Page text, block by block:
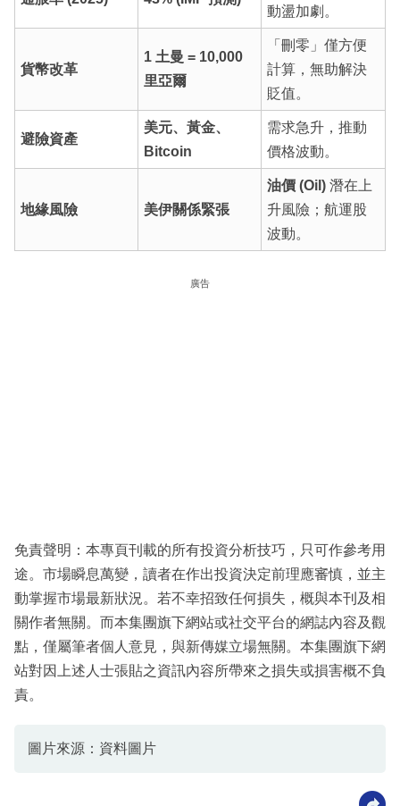
動盪加劇。
貨幣改革
1 土曼 = 10,000
里亞爾
「刪零」僅方便
計算，無助解決
貶值。
避險資產
美元、黃金、
Bitcoin
需求急升，推動
價格波動。
地緣風險 美伊關係緊張
油價 (Oil)潛在上
升風險；航運股
波動。
廣告
免責聲明：本專頁刊載的所有投資分析技巧，只可作參考用
途。市場瞬息萬變，讀者在作出投資決定前理應審慎，並主
動掌握市場最新狀況。若不幸招致任何損失，概與本刊及相
關作者無關。而本集團旗下網站或社交平台的網誌內容及觀
點，僅屬筆者個人意見，與新傳媒立場無關。本集團旗下網
站對因上述人士張貼之資訊內容所帶來之損失或損害概不負
責。
圖片來源：資料圖片